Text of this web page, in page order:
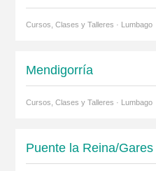
Cursos, Clases y Talleres · Lumbago
Mendigorría
Cursos, Clases y Talleres · Lumbago
Puente la Reina/Gares